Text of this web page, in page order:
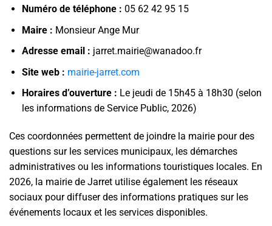
Numéro de téléphone : 05 62 42 95 15
Maire : Monsieur Ange Mur
Adresse email : jarret.mairie@wanadoo.fr
Site web : mairie-jarret.com
Horaires d’ouverture : Le jeudi de 15h45 à 18h30 (selon
les informations de Service Public, 2026)
Ces coordonnées permettent de joindre la mairie pour des
questions sur les services municipaux, les démarches
administratives ou les informations touristiques locales. En
2026, la mairie de Jarret utilise également les réseaux
sociaux pour diffuser des informations pratiques sur les
événements locaux et les services disponibles.